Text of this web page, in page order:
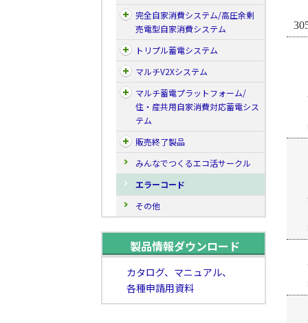
完全自家消費システム/高圧余剰
売電型自家消費システム
トリプル蓄電システム
マルチV2Xシステム
マルチ蓄電プラットフォーム/
住・産共用自家消費対応蓄電シス
テム
販売終了製品
みんなでつくるエコ活サークル
エラーコード
その他
製品情報ダウンロード
カタログ、マニュアル、
各種申請用資料